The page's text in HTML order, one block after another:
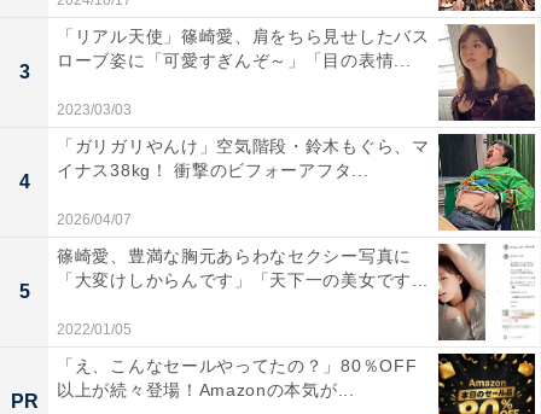
3
「リアル天使」篠崎愛、肩をちら見せしたバス
ローブ姿に「可愛すぎんぞ～」「目の表情...
2023/03/03
4
「ガリガリやんけ」空気階段・鈴木もぐら、マ
イナス38kg！ 衝撃のビフォーアフタ...
2026/04/07
5
篠崎愛、豊満な胸元あらわなセクシー写真に
「大変けしからんです」「天下一の美女です...
2022/01/05
PR
「え、こんなセールやってたの？」80％OFF
以上が続々登場！Amazonの本気が...